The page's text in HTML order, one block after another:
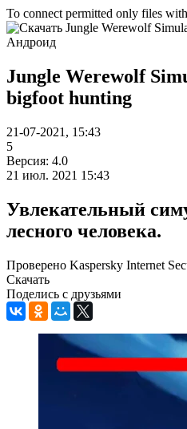
To connect permitted only files
Jungle Werewolf
bigfoot hunting
21-07-2021, 15:43
5
Версия: 4.0
21 июл. 2021 15:43
Увлекательный
лесного человека.
Проверено Kaspersky Internet
Скачать
Поделись с друзьями